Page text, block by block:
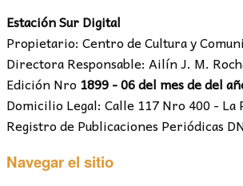
Estación Sur Digital
Propietario: Centro de Cultura y
Directora Responsable: Ailín J. M.
Edición Nro 1899 - 06 del mes de del
Domicilio Legal: Calle 117 Nro 400 - La
Registro de Publicaciones Periódicas
Navegar el sitio